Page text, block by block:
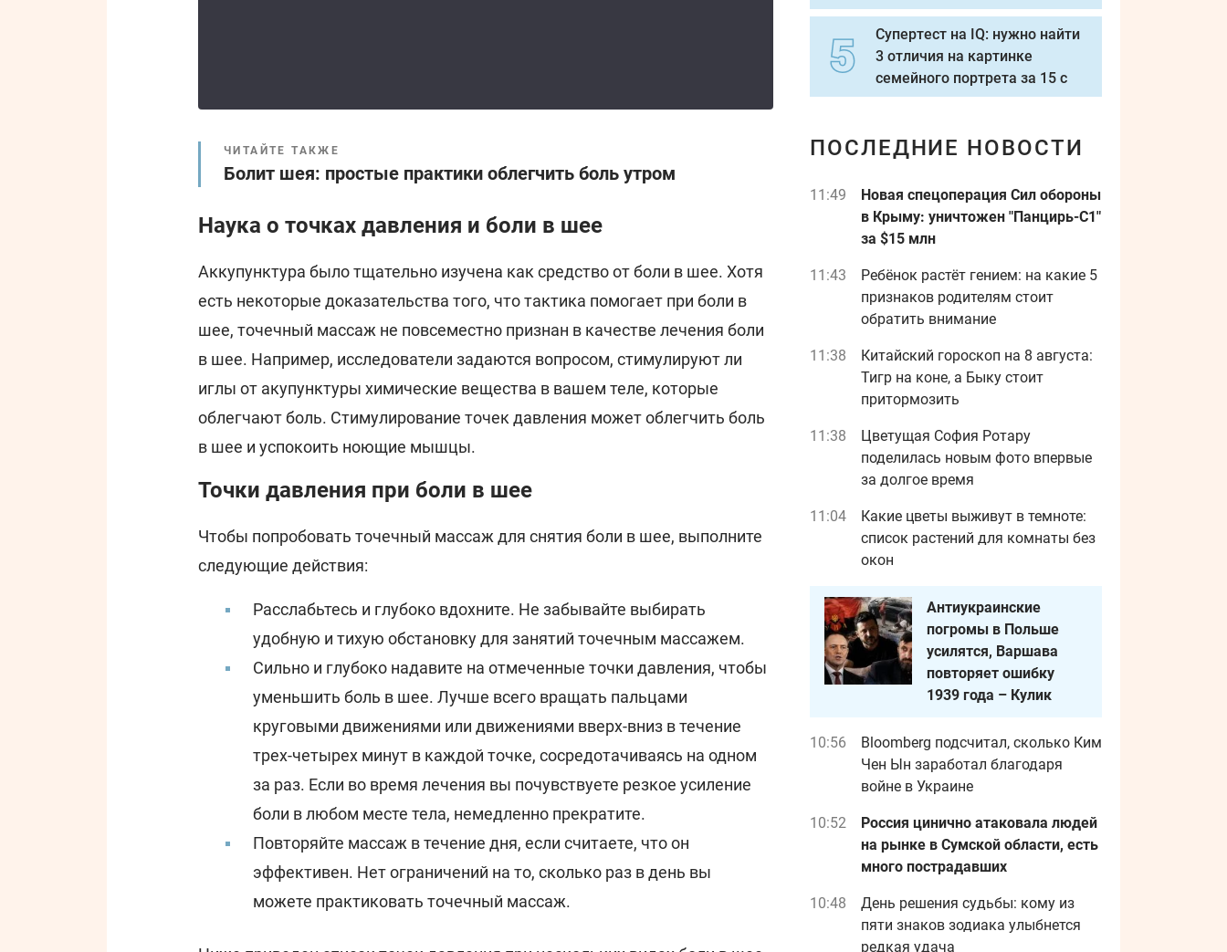
ЧИТАЙТЕ ТАКЖЕ
Болит шея: простые практики облегчить боль утром
Наука о точках давления и боли в шее
Аккупунктура было тщательно изучена как средство от боли в шее. Хотя
есть некоторые доказательства того, что тактика помогает при боли в
шее, точечный массаж не повсеместно признан в качестве лечения боли
в шее. Например, исследователи задаются вопросом, стимулируют ли
иглы от акупунктуры химические вещества в вашем теле, которые
облегчают боль. Стимулирование точек давления может облегчить боль
в шее и успокоить ноющие мышцы.
Точки давления при боли в шее
Чтобы попробовать точечный массаж для снятия боли в шее, выполните
следующие действия:
Расслабьтесь и глубоко вдохните. Не забывайте выбирать
удобную и тихую обстановку для занятий точечным массажем.
Сильно и глубоко надавите на отмеченные точки давления, чтобы
уменьшить боль в шее. Лучше всего вращать пальцами
круговыми движениями или движениями вверх-вниз в течение
трех-четырех минут в каждой точке, сосредотачиваясь на одном
за раз. Если во время лечения вы почувствуете резкое усиление
боли в любом месте тела, немедленно прекратите.
Повторяйте массаж в течение дня, если считаете, что он
эффективен. Нет ограничений на то, сколько раз в день вы
можете практиковать точечный массаж.
Супертест на IQ: нужно найти
3 отличия на картинке
семейного портрета за 15 с
ПОСЛЕДНИЕ НОВОСТИ
11:49
Новая спецоперация Сил обороны
в Крыму: уничтожен "Панцирь-С1"
за $15 млн
11:43
Ребёнок растёт гением: на какие 5
признаков родителям стоит
обратить внимание
11:38
Китайский гороскоп на 8 августа:
Тигр на коне, а Быку стоит
притормозить
11:38
Цветущая София Ротару
поделилась новым фото впервые
за долгое время
11:04
Какие цветы выживут в темноте:
список растений для комнаты без
окон
Антиукраинские
погромы в Польше
усилятся, Варшава
повторяет ошибку
1939 года – Кулик
10:56
Bloomberg подсчитал, сколько Ким
Чен Ын заработал благодаря
войне в Украине
10:52
Россия цинично атаковала людей
на рынке в Сумской области, есть
много пострадавших
10:48
День решения судьбы: кому из
пяти знаков зодиака улыбнется
редкая удача